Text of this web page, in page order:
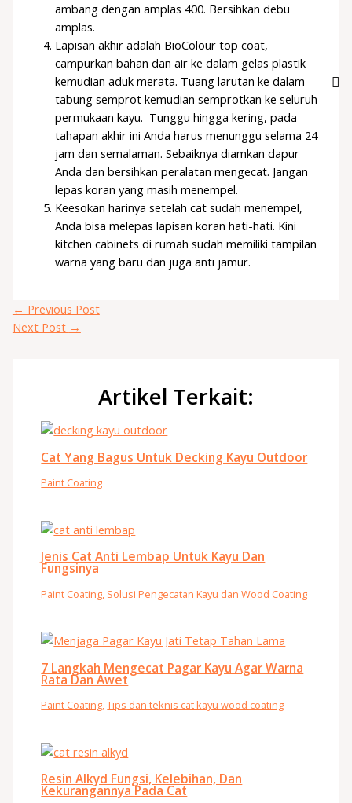
ambang dengan amplas 400. Bersihkan debu
amplas.
Lapisan akhir adalah BioColour top coat,
campurkan bahan dan air ke dalam gelas plastik
kemudian aduk merata. Tuang larutan ke dalam
tabung semprot kemudian semprotkan ke seluruh
permukaan kayu. Tunggu hingga kering, pada
tahapan akhir ini Anda harus menunggu selama 24
jam dan semalaman. Sebaiknya diamkan dapur
Anda dan bersihkan peralatan mengecat. Jangan
lepas koran yang masih menempel.
Keesokan harinya setelah cat sudah menempel,
Anda bisa melepas lapisan koran hati-hati. Kini
kitchen cabinets di rumah sudah memiliki tampilan
warna yang baru dan juga anti jamur.
← Previous Post
Next Post →
Artikel Terkait:
Cat Yang Bagus Untuk Decking Kayu Outdoor
Paint Coating
Jenis Cat Anti Lembap Untuk Kayu Dan
Fungsinya
Paint Coating, Solusi Pengecatan Kayu dan Wood Coating
7 Langkah Mengecat Pagar Kayu Agar Warna
Rata Dan Awet
Paint Coating,Tips dan teknis cat kayu wood coating
Resin Alkyd Fungsi, Kelebihan, Dan
Kekurangannya Pada Cat